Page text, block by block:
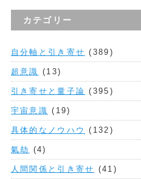
カテゴリー
自分軸と引き寄せ (389)
超意識 (13)
引き寄せと量子論 (395)
宇宙意識 (19)
具体的なノウハウ (132)
氣劫 (4)
人間関係と引き寄せ (41)